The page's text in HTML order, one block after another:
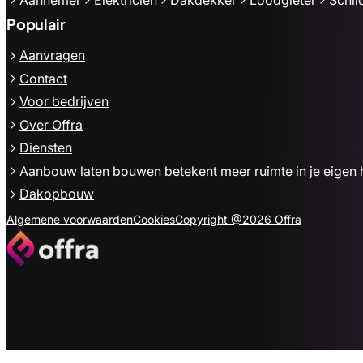
Populair
Aanvragen
Contact
Voor bedrijven
Over Offra
Diensten
Aanbouw laten bouwen betekent meer ruimte in je eigen
Dakopbouw
Algemene voorwaardenCookiesCopyright @2026 Offra